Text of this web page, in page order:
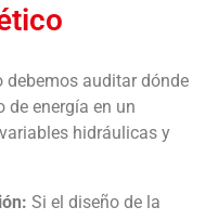
debemos auditar dónde
de energía en un
hidráulicas y
Si el diseño de la